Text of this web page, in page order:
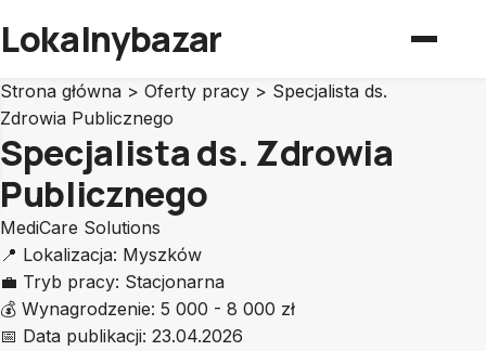
Lokalnybazar
Strona główna > Oferty pracy > Specjalista ds.
Zdrowia Publicznego
Specjalista ds. Zdrowia
Publicznego
MediCare Solutions
📍 Lokalizacja: Myszków
💼 Tryb pracy: Stacjonarna
💰 Wynagrodzenie: 5 000 - 8 000 zł
📅 Data publikacji: 23.04.2026